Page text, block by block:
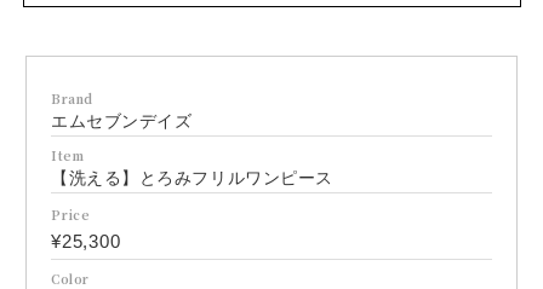
Brand
エムセブンデイズ
Item
【洗える】とろみフリルワンピース
Price
¥25,300
Color